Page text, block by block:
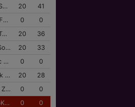
SXMRLD Prostějov SXMRLD Prostějov 20
41
FBC ORCA KRNOV FBC ORCA KRNOV 0
0
Torpedo Havířov B Torpedo Havířov B 20
36
TJ Sokol Šenov TJ Sokol Šenov 20
33
FBC Spartak Bílovec FBC Spartak Bílovec 0
0
FBC Cannibals Lipník FBC Cannibals Lipník 20
28
FBC ZŠ Uničov FBC ZŠ Uničov 0
0
FbK Horní Suchá FbK Horní Suchá 0
0